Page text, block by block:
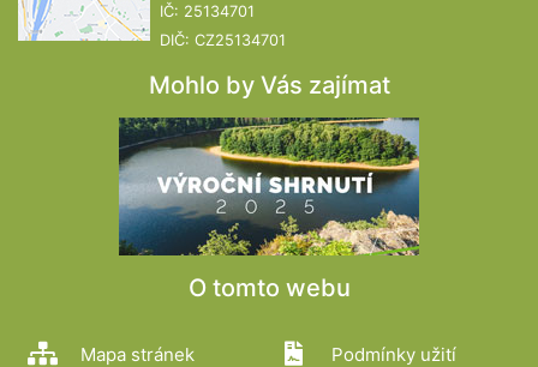
IČ: 25134701
DIČ: CZ25134701
Mohlo by Vás zajímat
O tomto webu
Mapa stránek Podmínky užití